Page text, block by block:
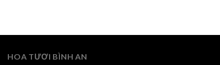
HOA TƯƠI BÌNH AN